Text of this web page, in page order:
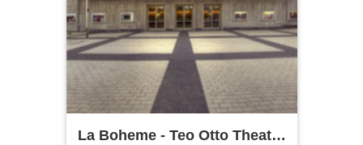
La Boheme - Teo Otto Theater